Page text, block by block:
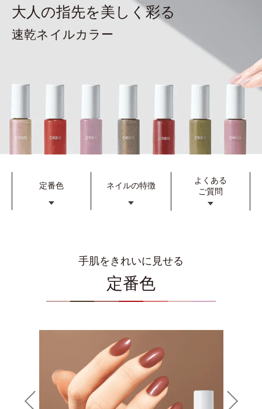
大人の指先を美しく彩る
速乾ネイルカラー
定番色 ネイルの特徴
よくある
ご質問
手肌をきれいに見せる
定番色